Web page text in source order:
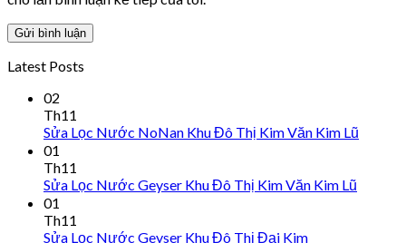
Latest Posts
02
Th11
Sửa Lọc Nước NoNan Khu Đô Thị Kim Văn Kim Lũ
01
Th11
Sửa Lọc Nước Geyser Khu Đô Thị Kim Văn Kim Lũ
01
Th11
Sửa Lọc Nước Geyser Khu Đô Thị Đại Kim